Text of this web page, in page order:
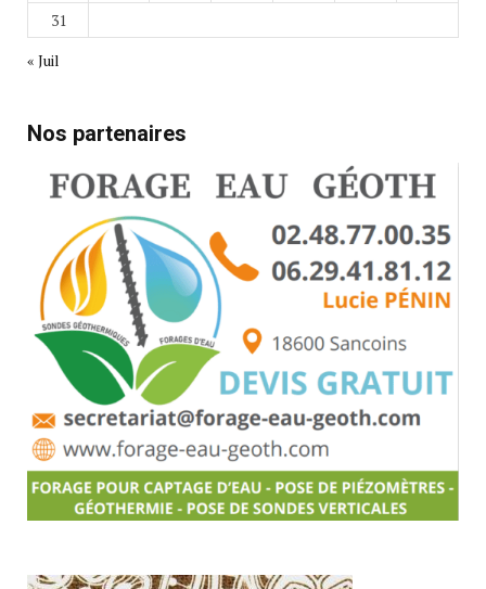
31
« Juil
Nos partenaires